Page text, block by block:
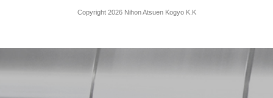
Copyright 2026 Nihon Atsuen Kogyo K.K